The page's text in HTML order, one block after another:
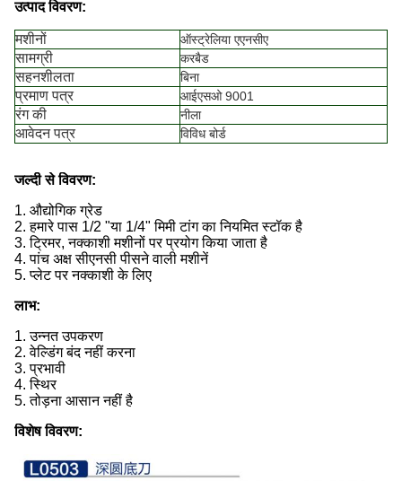
उत्पाद विवरण:
मशीनों ऑस्ट्रेलिया एएनसीए
सामग्री करबैड
सहनशीलता बिना
प्रमाण पत्र आईएसओ 9001
रंग की नीला
आवेदन पत्र विविध बोर्ड
जल्दी से विवरण:
1. औद्योगिक ग्रेड
2. हमारे पास 1/2 "या 1/4" मिमी टांग का नियमित स्टॉक है
3. ट्रिमर, नक्काशी मशीनों पर प्रयोग किया जाता है
4. पांच अक्ष सीएनसी पीसने वाली मशीनें
5. प्लेट पर नक्काशी के लिए
लाभ:
1. उन्नत उपकरण
2. वेल्डिंग बंद नहीं करना
3. प्रभावी
4. स्थिर
5. तोड़ना आसान नहीं है
विशेष विवरण: